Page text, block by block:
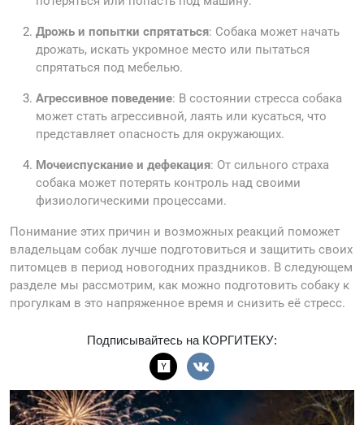
Дрожь и попытки спрятаться: Собака может начать
дрожать, искать укромное место или пытаться
спрятаться под мебелью.
Агрессивное поведение: В состоянии стресса собака
может стать агрессивной, лаять или кусаться, что
представляет опасность для окружающих.
Мочеиспускание и дефекация: От сильного страха
собака может потерять контроль над своими
физиологическими процессами.
Понимание этих причин и возможных реакций поможет
владельцам собак лучше подготовиться и защитить своих
питомцев в период новогодних праздников. В следующем
разделе мы рассмотрим, как можно подготовить собаку к
прогулкам в это напряженное время и снизить её стресс.
Подписывайтесь на КОРГИТЕКУ: